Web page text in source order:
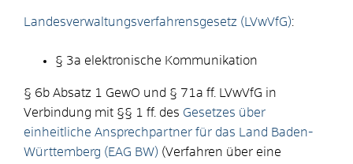
Landesverwaltungsverfahrensgesetz (LVwVfG):
§ 3a elektronische Kommunikation
§ 6b Absatz 1 GewO und § 71a ff. LVwVfG in
Verbindung mit §§ 1 ff. des Gesetzes über
einheitliche Ansprechpartner für das Land Baden-
Württemberg (EAG BW) (Verfahren über eine